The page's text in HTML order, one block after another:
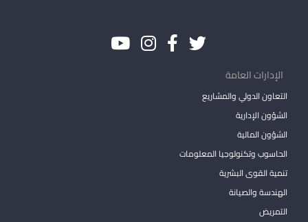
الإدارات العامة
التعاون الدولي والمشاريع
الشؤون الإدارية
الشؤون المالية
الحاسوب وتكنولوجيا المعلومات
تنمية القوى البشرية
الهندسة والصيانة
التمريض